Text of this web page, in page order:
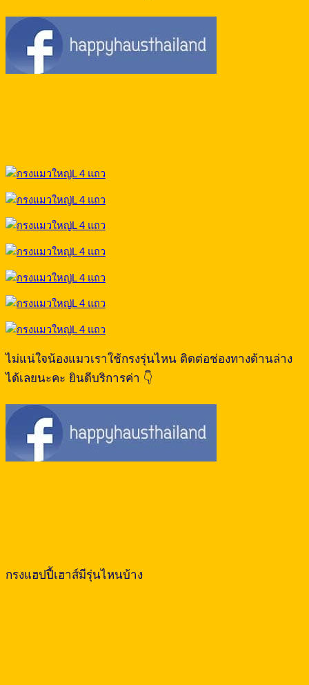
ไม่แน่ใจน้องแมวเราใช้กรงรุ่นไหน ติดต่อช่องทางด้านล่าง
ได้เลยนะคะ ยินดีบริการค่า 👇
กรงแฮปปี้เฮาส์มีรุ่นไหนบ้าง